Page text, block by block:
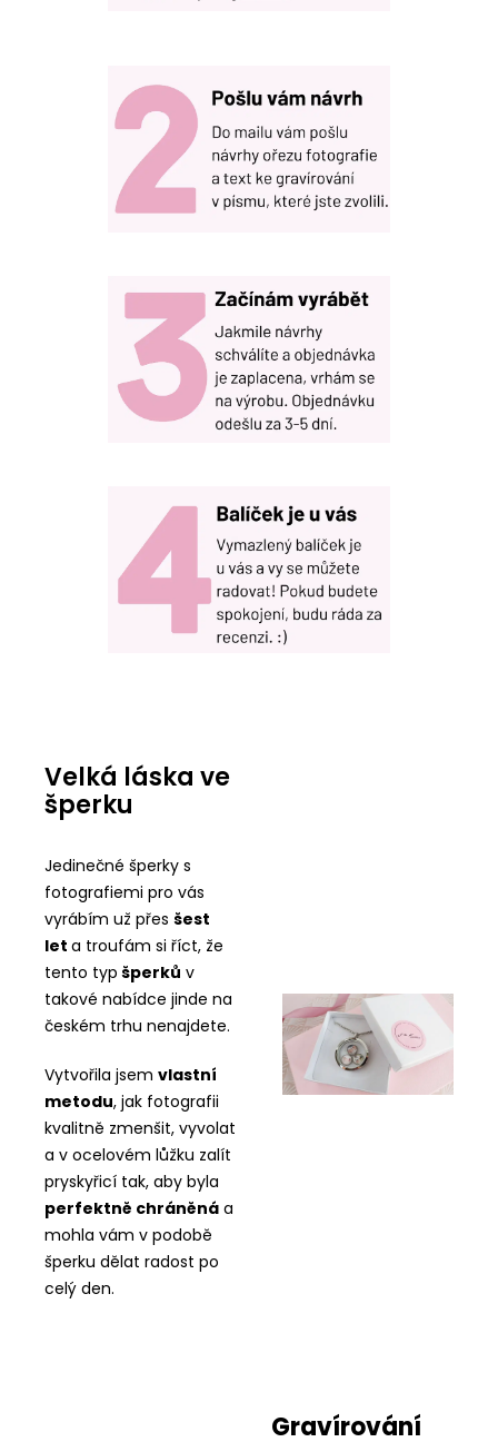
Velká láska ve
šperku
Jedinečné šperky s
fotografiemi pro vás
vyrábím už přes šest
let a troufám si říct, že
tento typ šperků v
takové nabídce jinde na
českém trhu nenajdete.
Vytvořila jsem vlastní
metodu, jak fotografii
kvalitně zmenšit, vyvolat
a v ocelovém lůžku zalít
pryskyřicí tak, aby byla
perfektně chráněná a
mohla vám v podobě
šperku dělat radost po
celý den.
Gravírování